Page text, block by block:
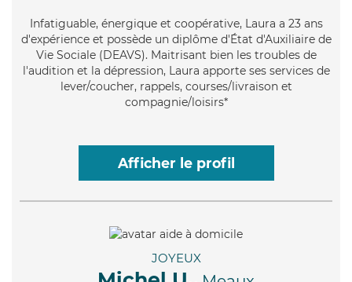
Infatiguable, énergique et coopérative, Laura a 23 ans
d'expérience et possède un diplôme d'État d'Auxiliaire de
Vie Sociale (DEAVS). Maitrisant bien les troubles de
l'audition et la dépression, Laura apporte ses services de
lever/coucher, rappels, courses/livraison et
compagnie/loisirs*
Afficher le profil
JOYEUX